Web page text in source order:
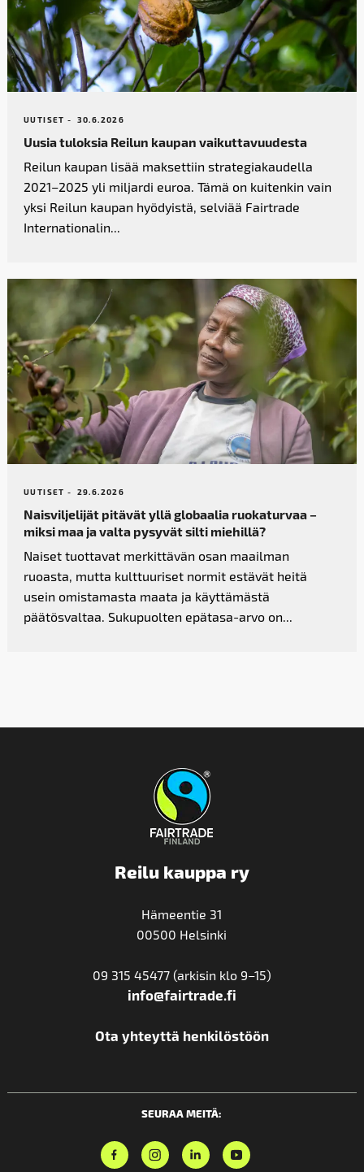
UUTISET - 30.6.2026
Uusia tuloksia Reilun kaupan vaikutta­vuudesta
Reilun kaupan lisää maksettiin strategiakaudella
2021–2025 yli miljardi euroa. Tämä on kuitenkin vain
yksi Reilun kaupan hyödyistä, selviää Fairtrade
Internationalin...
UUTISET - 29.6.2026
Naisviljelijät pitävät yllä globaalia ruokaturvaa –
miksi maa ja valta pysyvät silti miehillä?
Naiset tuottavat merkittävän osan maailman
ruoasta, mutta kulttuuriset normit estävät heitä
usein omistamasta maata ja käyttämästä
päätösvaltaa. Sukupuolten epätasa-arvo on...
Reilu kauppa ry
Hämeentie 31
00500 Helsinki
09 315 45477 (arkisin klo 9–15)
info@fairtrade.fi
Ota yhteyttä henkilöstöön
SEURAA MEITÄ: